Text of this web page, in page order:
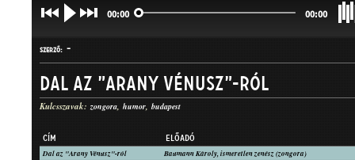
00:00 00:00
SZERZŐ: -
Dal az "Arany Vénusz"-ról
Kulcsszavak: zongora humor budapest
CÍM ELŐADÓ
Dal az "Arany Vénusz"-ról
Baumann Károly, ismeretlen zenész (zongora)